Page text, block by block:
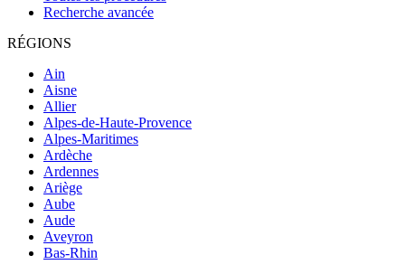
Recherche avancée
RÉGIONS
Ain
Aisne
Allier
Alpes-de-Haute-Provence
Alpes-Maritimes
Ardèche
Ardennes
Ariège
Aube
Aude
Aveyron
Bas-Rhin